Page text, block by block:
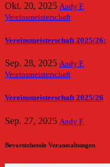
Okt. 20, 2025 Andy F.
Vereinsmeisterschaft
Vereinsmeisterschaft 2025/26:
Sep. 28, 2025 Andy F.
Vereinsmeisterschaft
Vereinsmeisterschaft 2025/26
Sep. 27, 2025 Andy F.
Bevorstehende Veranstaltungen